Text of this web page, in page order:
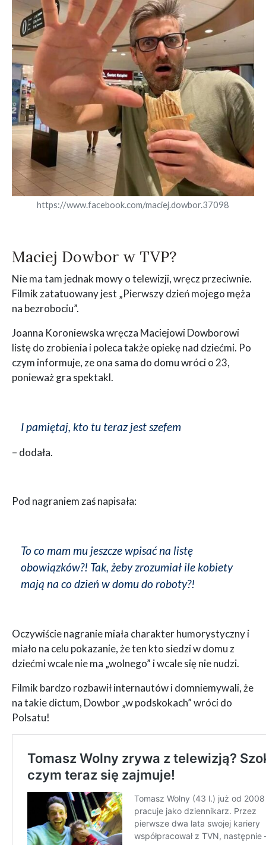
https://www.facebook.com/maciej.dowbor.37098
Maciej Dowbor w TVP?
Nie ma tam jednak mowy o telewizji, wręcz przeciwnie.
Filmik zatatuowany jest „Pierwszy dzień mojego męża
na bezrobociu”.
Joanna Koroniewska wręcza Maciejowi Dowborowi
listę do zrobienia i poleca także opiekę nad dziećmi. Po
czym informuje, ze ona sama do domu wróci o 23,
ponieważ gra spektakl.
I pamiętaj, kto tu teraz jest szefem
– dodała.
Pod nagraniem zaś napisała:
To co mam mu jeszcze wpisać na listę
obowiązków?! Tak, żeby zrozumiał ile kobiety
mają na co dzień w domu do roboty?!
Oczywiście nagranie miała charakter humorystyczny i
miało na celu pokazanie, że ten kto siedzi w domu z
dziećmi wcale nie ma „wolnego” i wcale się nie nudzi.
Filmik bardzo rozbawił internautów i domniemywali, że
na takie dictum, Dowbor „w podskokach” wróci do
Polsatu!